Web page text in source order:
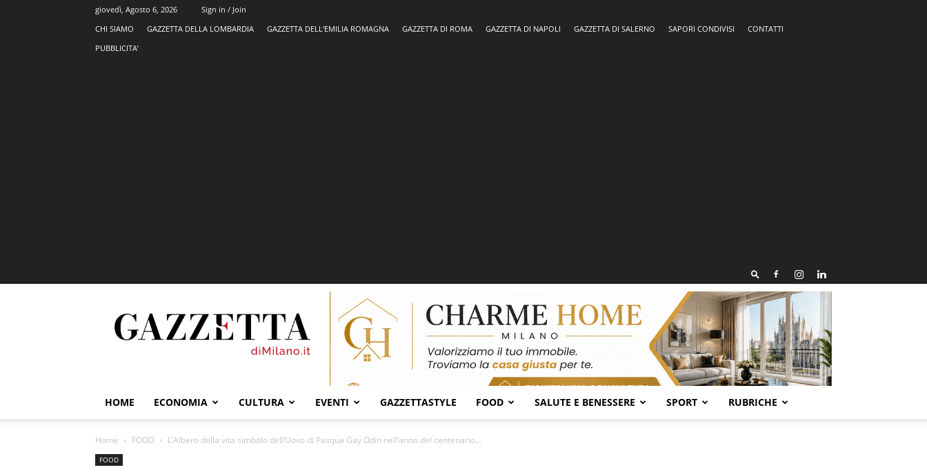
giovedì, Agosto 6, 2026
Sign in / Join
CHI SIAMO
GAZZETTA DELLA LOMBARDIA GAZZETTA DELL’EMILIA ROMAGNA GAZZETTA DI ROMA GAZZETTA DI NAPOLI GAZZETTA DI SALERNO SAPORI CONDIVISI
CONTATTI
PUBBLICITA’
HOME ECONOMIA CULTURA EVENTI GAZZETTASTYLE FOOD SALUTE E BENESSERE SPORT RUBRICHE
Home FOOD L’Albero della vita simbolo dell’Uovo di Pasqua Gay Odin nell’anno del centenario...
FOOD